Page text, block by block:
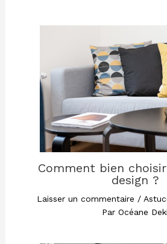
Comment bien
design ?
Laisser un commentaire /
Par Océane Deki